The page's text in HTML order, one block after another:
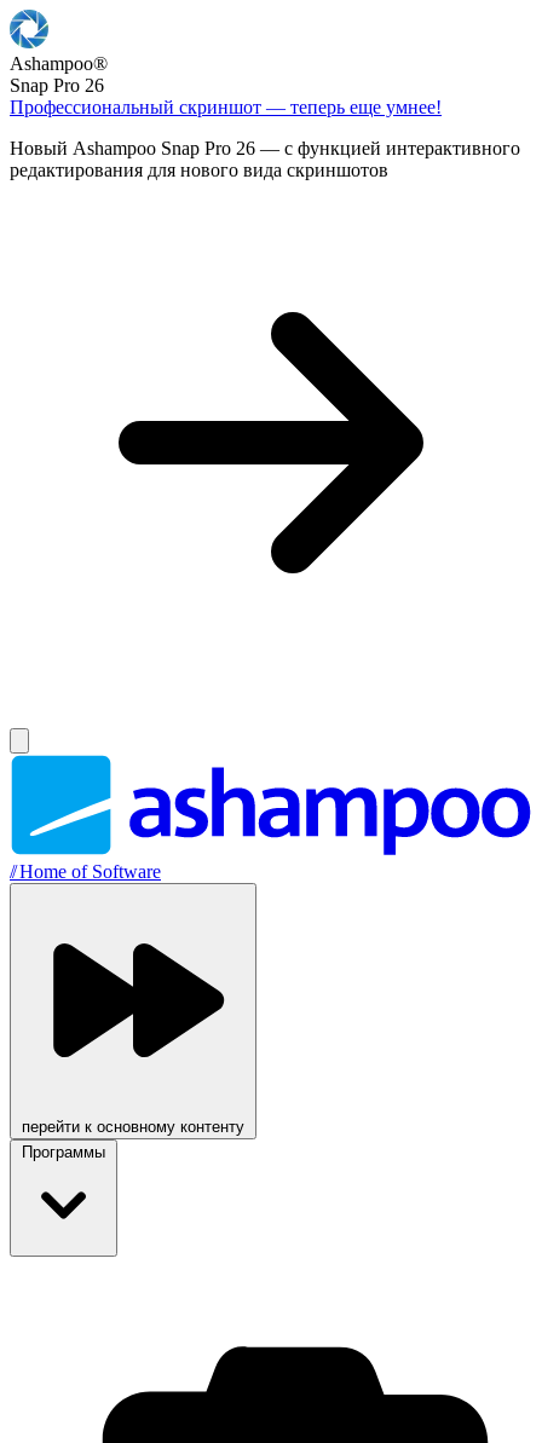
Ashampoo®
Snap Pro 26
Профессиональный скриншот — теперь еще умнее!
Новый Ashampoo Snap Pro 26 — с функцией интерактивного
редактирования для нового вида скриншотов
//Home of Software
перейти к основному контенту
Программы